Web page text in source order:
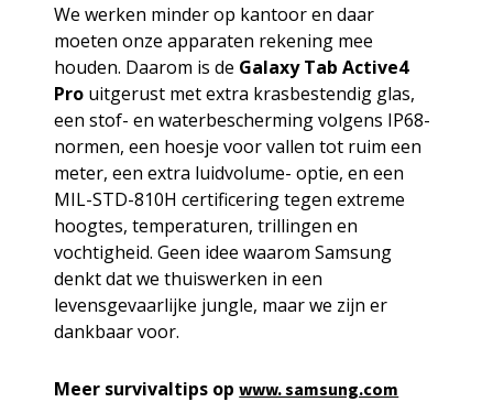
We werken minder op kantoor en daar
moeten onze apparaten rekening mee
houden. Daarom is de Galaxy Tab Active4
Pro uitgerust met extra krasbestendig glas,
een stof- en waterbescherming volgens IP68-
normen, een hoesje voor vallen tot ruim een
meter, een extra luidvolume- optie, en een
MIL-STD-810H certificering tegen extreme
hoogtes, temperaturen, trillingen en
vochtigheid. Geen idee waarom Samsung
denkt dat we thuiswerken in een
levensgevaarlijke jungle, maar we zijn er
dankbaar voor.
Meer survivaltips opwww. samsung.com